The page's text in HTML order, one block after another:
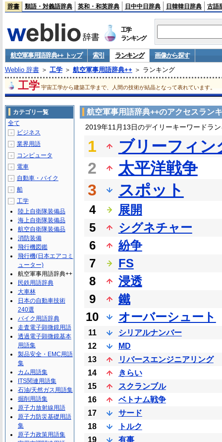
辞書 類語・対義語辞典 英和・和英辞典 日中中日辞典 日韓韓日辞典 古語
工学
ランキング
航空軍事用語辞典++ トップ 索引 ランキング
画像から探す
Weblio 辞書＞ 工学＞ 航空軍事用語辞典++ ＞ ランキング
工学 宇宙工学から建築工学まで、人間の技術が結晶となって表れています。
航空軍事用語辞典++のアクセスラン
2019年11月13日のデイリーキーワードラ
1
ブリーフィン
2
太平洋戦争
3
スポット
4
展開
5
シグネチャー
6
紛争
7
FS
8
浸透
9
鐵
10
オーバーシュート
11
シリアルナンバー
12
MD
13
リバースエンジニアリング
14
きらい
15
スクランブル
16
ベトナム戦争
17
サード
18
トルク
19
有事
カテゴリ一覧
全て
＋ ビジネス
＋ 業界用語
＋ コンピュータ
＋ 電車
＋ 自動車・バイク
＋ 船
－
工学
陸上自衛隊装備品
海上自衛隊装備品
航空自衛隊装備品
消防装備
飛行機図鑑
飛行機(日本エアコミ
ューター)
航空軍事用語辞典++
民鉄用語辞典
大車林
日本の自動車技術
240選
バイク用語辞典
走査電子顕微鏡用語
透過電子顕微鏡基本
用語集
製品安全・EMC用語
集
カム用語集
ITS関連用語集
石油/天然ガス用語集
掘削用語集
原子力放射線用語
原子力防災基礎用語
集
原子力政策用語集